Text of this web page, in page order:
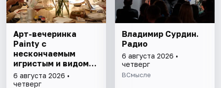
Арт-вечеринка
Painty с
нескончаемым
игристым и видом
на Театр им. Андрея
Миронова
6 августа 2026 •
четверг
Владимир Сурдин.
Радио
6 августа 2026 •
четверг
ВСмысле